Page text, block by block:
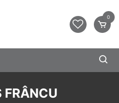
0
FRÂNCU